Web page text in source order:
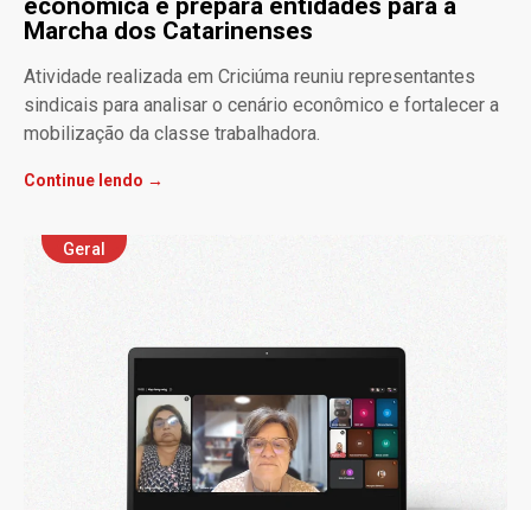
econômica e prepara entidades para a
Marcha dos Catarinenses
Atividade realizada em Criciúma reuniu representantes
sindicais para analisar o cenário econômico e fortalecer a
mobilização da classe trabalhadora.
Continue lendo →
Geral